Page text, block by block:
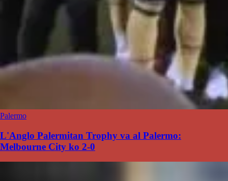
Palermo
L'Anglo Palermitan Trophy va al Palermo:
Melbourne City ko 2-0